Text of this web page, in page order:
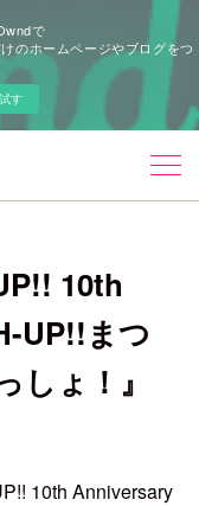
で
のホームページやブログをつ
す
10th
UP!!まつ
しょ！』
10th Anniversary